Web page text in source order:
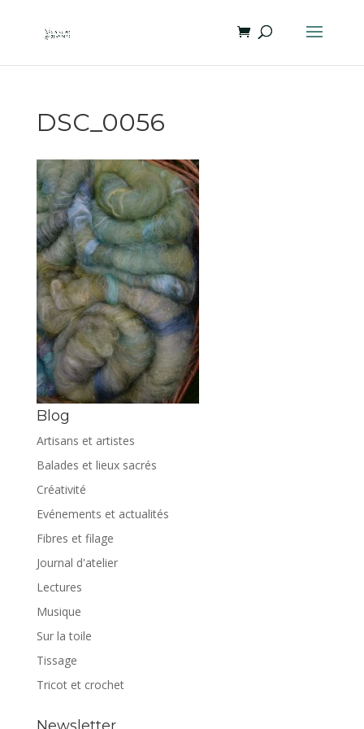
DSC_0056
Blog
Artisans et artistes
Balades et lieux sacrés
Créativité
Evénements et actualités
Fibres et filage
Journal d'atelier
Lectures
Musique
Sur la toile
Tissage
Tricot et crochet